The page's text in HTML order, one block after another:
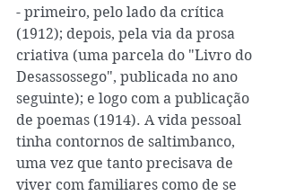
- primeiro, pelo lado da crítica
(1912); depois, pela via da prosa
criativa (uma parcela do "Livro do
Desassossego", publicada no ano
seguinte); e logo com a publicação
de poemas (1914). A vida pessoal
tinha contornos de saltimbanco,
uma vez que tanto precisava de
viver com familiares como de se